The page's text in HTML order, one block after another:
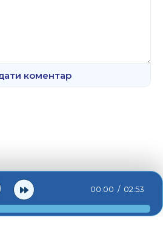
коментар
00:00 02:53